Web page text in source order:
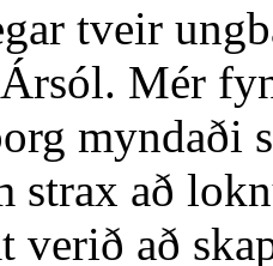
tveir
Mér
myndaði
strax að
að